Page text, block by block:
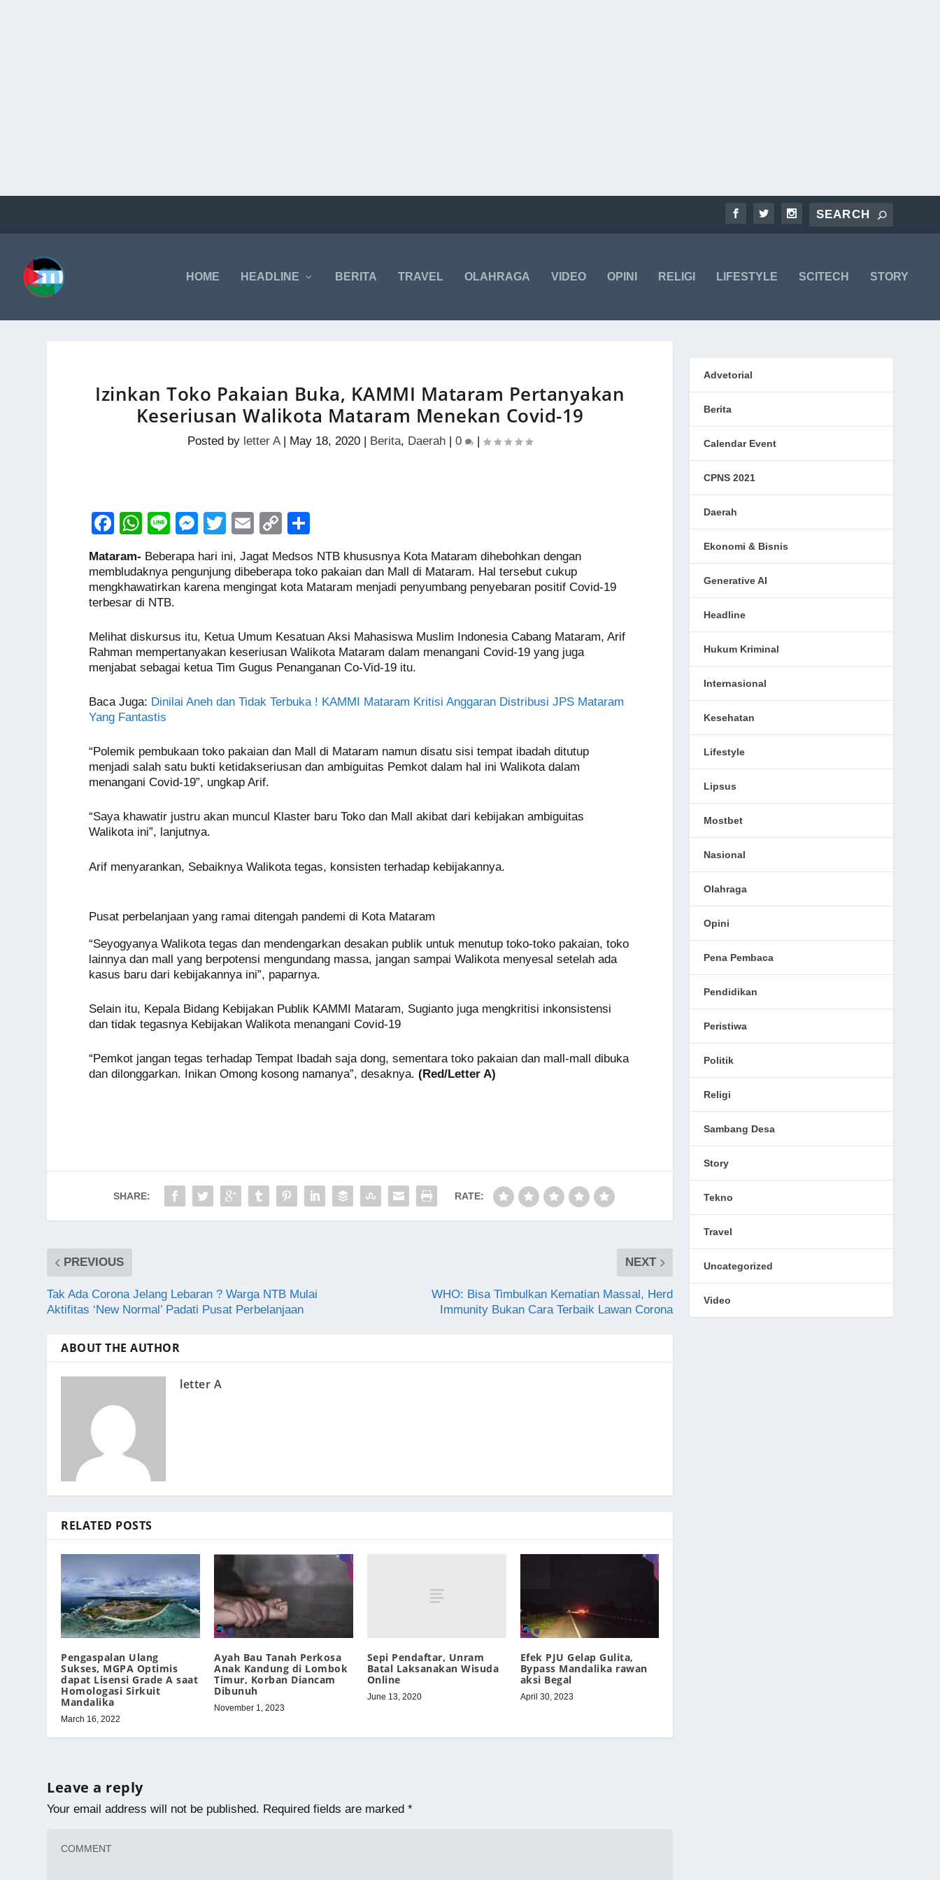
HOME HEADLINE BERITA TRAVEL OLAHRAGA VIDEO OPINI RELIGI LIFESTYLE SCITECH STORY
Izinkan Toko Pakaian Buka, KAMMI Mataram Pertanyakan
Keseriusan Walikota Mataram Menekan Covid-19
Posted by letter A| May 18, 2020 | Berita, Daerah |0 |
F
c
e
b
o
o
k
W
h
at
s
A
p
p
Li
e
M
e
ss
e
g
er
T
wi
tt
er
E
m
ail
C
o
p
y
n
k
h
ar
e
Mataram- Beberapa hari ini, Jagat Medsos NTB khususnya Kota Mataram dihebohkan dengan
membludaknya pengunjung dibeberapa toko pakaian dan Mall di Mataram. Hal tersebut cukup
mengkhawatirkan karena mengingat kota Mataram menjadi penyumbang penyebaran positif Covid-19
terbesar di NTB.
Melihat diskursus itu, Ketua Umum Kesatuan Aksi Mahasiswa Muslim Indonesia Cabang Mataram, Arif
Rahman mempertanyakan keseriusan Walikota Mataram dalam menangani Covid-19 yang juga
menjabat sebagai ketua Tim Gugus Penanganan Co-Vid-19 itu.
Baca Juga: Dinilai Aneh dan Tidak Terbuka ! KAMMI Mataram Kritisi Anggaran Distribusi JPS Mataram
Yang Fantastis
“Polemik pembukaan toko pakaian dan Mall di Mataram namun disatu sisi tempat ibadah ditutup
menjadi salah satu bukti ketidakseriusan dan ambiguitas Pemkot dalam hal ini Walikota dalam
menangani Covid-19”, ungkap Arif.
“Saya khawatir justru akan muncul Klaster baru Toko dan Mall akibat dari kebijakan ambiguitas
Walikota ini”, lanjutnya.
Arif menyarankan, Sebaiknya Walikota tegas, konsisten terhadap kebijakannya.
Pusat perbelanjaan yang ramai ditengah pandemi di Kota Mataram
“Seyogyanya Walikota tegas dan mendengarkan desakan publik untuk menutup toko-toko pakaian, toko
lainnya dan mall yang berpotensi mengundang massa, jangan sampai Walikota menyesal setelah ada
kasus baru dari kebijakannya ini”, paparnya.
Selain itu, Kepala Bidang Kebijakan Publik KAMMI Mataram, Sugianto juga mengkritisi inkonsistensi
dan tidak tegasnya Kebijakan Walikota menangani Covid-19
“Pemkot jangan tegas terhadap Tempat Ibadah saja dong, sementara toko pakaian dan mall-mall dibuka
dan dilonggarkan. Inikan Omong kosong namanya”, desaknya.(Red/Letter A)
SHARE: RATE:
PREVIOUS
Tak Ada Corona Jelang Lebaran ? Warga NTB Mulai
Aktifitas ‘New Normal’ Padati Pusat Perbelanjaan
NEXT
WHO: Bisa Timbulkan Kematian Massal, Herd
Immunity Bukan Cara Terbaik Lawan Corona
ABOUT THE AUTHOR
letter A
RELATED POSTS
Pengaspalan Ulang
Sukses, MGPA Optimis
dapat Lisensi Grade A saat
Homologasi Sirkuit
Mandalika
March 16, 2022
Ayah Bau Tanah Perkosa
Anak Kandung di Lombok
Timur, Korban Diancam
Dibunuh
November 1, 2023
Sepi Pendaftar, Unram
Batal Laksanakan Wisuda
Online
June 13, 2020
Efek PJU Gelap Gulita,
Bypass Mandalika rawan
aksi Begal
April 30, 2023
Leave a reply
Your email address will not be published. Required fields are marked*
Advetorial
Berita
Calendar Event
CPNS 2021
Daerah
Ekonomi & Bisnis
Generative AI
Headline
Hukum Kriminal
Internasional
Kesehatan
Lifestyle
Lipsus
Mostbet
Nasional
Olahraga
Opini
Pena Pembaca
Pendidikan
Peristiwa
Politik
Religi
Sambang Desa
Story
Tekno
Travel
Uncategorized
Video